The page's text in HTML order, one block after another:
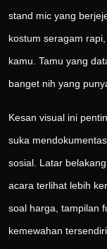
stand mic yang
kostum seragam
kamu. Tamu yang
banget nih yang
Kesan visual ini
suka
sosial. Latar
acara terlihat lebih
soal harga, tampilan
kemewahan